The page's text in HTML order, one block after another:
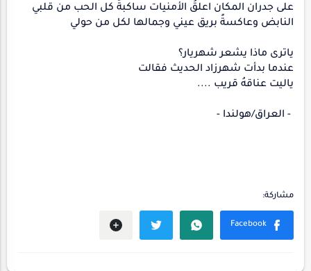
على جدران المكان اعلقُ الأمنيات ساكبةً كل الحب من قلبي
النابض وعاكسةً بريق عيني وجمالها لكل من حولي
ياترى ماذا يشعر شهريار؟
عندما بدأت شهرزاد الحديث فقالت
ياليت عناقهُ قريب ....
- العراق/هولندا -